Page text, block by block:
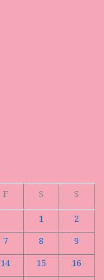
F S
S
1
2
7 8
9
14 15
16